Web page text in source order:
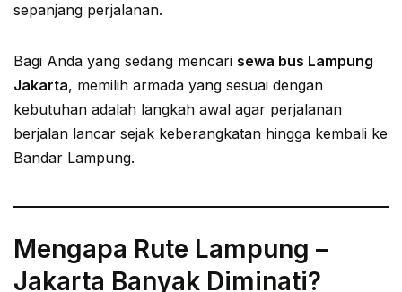
sepanjang perjalanan.
Bagi Anda yang sedang mencari sewa bus Lampung
Jakarta, memilih armada yang sesuai dengan
kebutuhan adalah langkah awal agar perjalanan
berjalan lancar sejak keberangkatan hingga kembali ke
Bandar Lampung.
Mengapa Rute Lampung –
Jakarta Banyak Diminati?